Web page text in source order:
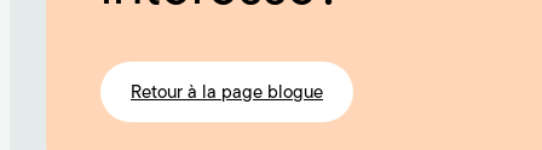
Retour à la page blogue